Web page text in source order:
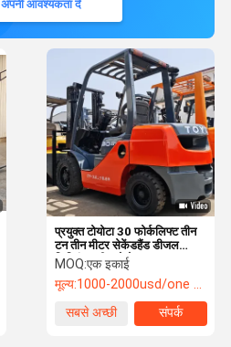
अपनी आवश्यकता दें
प्रयुक्त टोयोटा 30 फोर्कलिफ्ट तीन
टन तीन मीटर सेकेंडहैंड डीजल
लिफ्टिंग मशीन टोयोटा
MOQ:एक इकाई
मूल्य:1000-2000usd/one unit
सबसे अच्छी
संपर्क